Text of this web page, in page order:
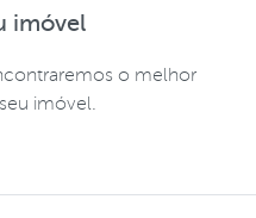
imóvel
o melhor
imóvel.